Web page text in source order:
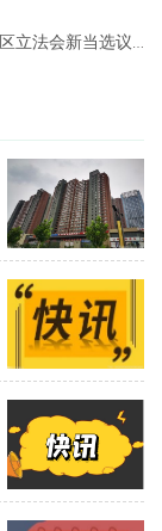
新当选议员张欣宇